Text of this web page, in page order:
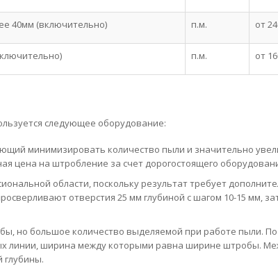
40мм (включительно) п.м. от
п.м. от
следующее оборудование:
минимизировать количество пыли и значительно
цена на штробление за счет дорогостоящего
области, поскольку результат требует
отверстия 25 мм глубиной с шагом 10-15 мм,
но большое количество выделяемой при работе пыли. По
линии, ширина между которыми равна ширине штробы.
глубины.